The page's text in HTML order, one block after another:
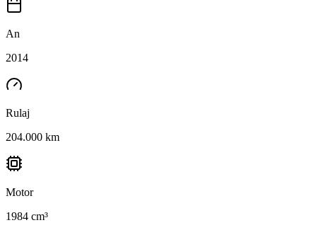
An
2014
Rulaj
204.000 km
Motor
1984 cm³